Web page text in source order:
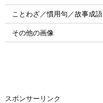
ことわざ／慣用句／故事成語
その他の画像
スポンサーリンク